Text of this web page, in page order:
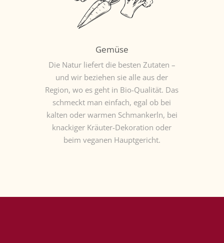
Gemüse
Die Natur liefert die besten Zutaten –
und wir beziehen sie alle aus der
Region, wo es geht in Bio-Qualität. Das
schmeckt man einfach, egal ob bei
kalten oder warmen Schmankerln, bei
knackiger Kräuter-Dekoration oder
beim veganen Hauptgericht.